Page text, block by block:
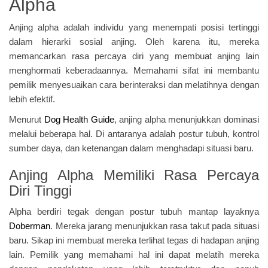
Alpha
Anjing alpha adalah individu yang menempati posisi tertinggi
dalam hierarki sosial anjing. Oleh karena itu, mereka
memancarkan rasa percaya diri yang membuat anjing lain
menghormati keberadaannya. Memahami sifat ini membantu
pemilik menyesuaikan cara berinteraksi dan melatihnya dengan
lebih efektif.
Menurut Dog Health Guide, anjing alpha menunjukkan dominasi
melalui beberapa hal. Di antaranya adalah postur tubuh, kontrol
sumber daya, dan ketenangan dalam menghadapi situasi baru.
Anjing Alpha Memiliki Rasa Percaya
Diri Tinggi
Alpha berdiri tegak dengan postur tubuh mantap layaknya
Doberman. Mereka jarang menunjukkan rasa takut pada situasi
baru. Sikap ini membuat mereka terlihat tegas di hadapan anjing
lain. Pemilik yang memahami hal ini dapat melatih mereka